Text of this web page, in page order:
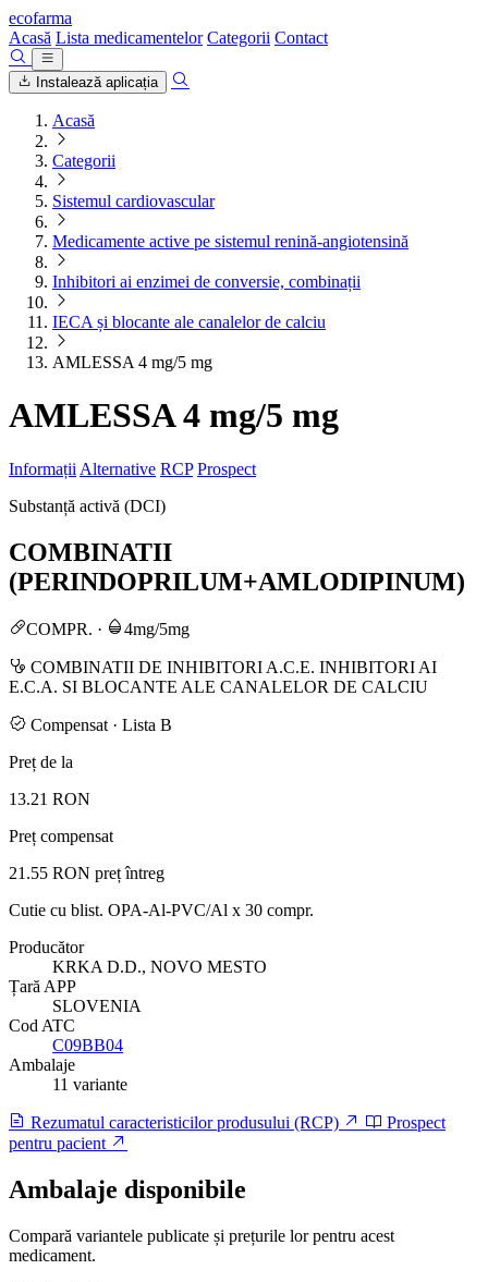
ecofarma
Acasă Lista medicamentelor Categorii Contact
Instalează aplicația
Acasă
Categorii
Sistemul cardiovascular
Medicamente active pe sistemul renină-angiotensină
Inhibitori ai enzimei de conversie, combinații
IECA și blocante ale canalelor de calciu
AMLESSA 4 mg/5 mg
AMLESSA 4 mg/5 mg
Informații Alternative RCP Prospect
Substanță activă (DCI)
COMBINATII
(PERINDOPRILUM+AMLODIPINUM)
COMPR. · 4mg/5mg
COMBINATII DE INHIBITORI A.C.E. INHIBITORI AI
E.C.A. SI BLOCANTE ALE CANALELOR DE CALCIU
Compensat · Lista B
Preț de la
13.21 RON
Preț compensat
21.55 RON preț întreg
Cutie cu blist. OPA-Al-PVC/Al x 30 compr.
Producător
KRKA D.D., NOVO MESTO
Țară APP
SLOVENIA
Cod ATC
C09BB04
Ambalaje
11 variante
Rezumatul caracteristicilor produsului (RCP)
Prospect
pentru pacient
Ambalaje disponibile
Compară variantele publicate și prețurile lor pentru acest
medicament.